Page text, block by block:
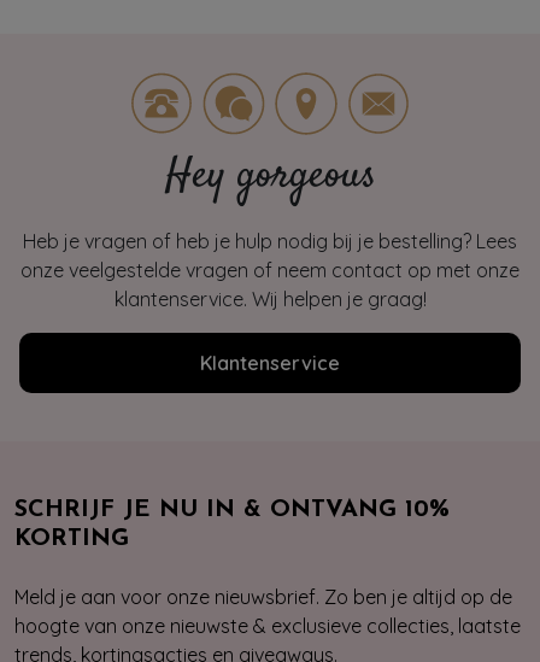
Hey gorgeous
Heb je vragen of heb je hulp nodig bij je bestelling? Lees
onze veelgestelde vragen of neem contact op met onze
klantenservice. Wij helpen je graag!
Klantenservice
SCHRIJF JE NU IN & ONTVANG 10%
KORTING
Meld je aan voor onze nieuwsbrief. Zo ben je altijd op de
hoogte van onze nieuwste & exclusieve collecties, laatste
trends, kortingsacties en giveaways.